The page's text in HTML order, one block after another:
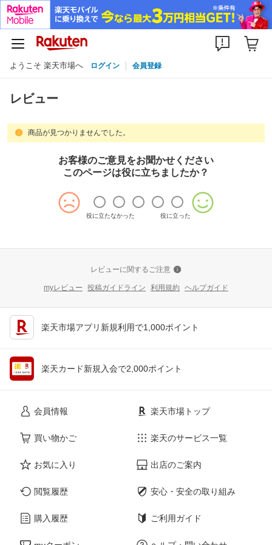
ようこそ 楽天市場へ ログイン 会員登録
レビュー
商品が見つかりませんでした。
お客様のご意見をお聞かせください
このページは役に立ちましたか？
役に立たなかった 役に立った
レビューに関するご注意
myレビュー 投稿ガイドライン 利用規約 ヘルプガイド
楽天市場アプリ新規利用で1,000ポイント
楽天カード新規入会で2,000ポイント
会員情報
買い物かご
お気に入り
閲覧履歴
購入履歴
楽天市場トップ
楽天のサービス一覧
出店のご案内
安心・安全の取り組み
ご利用ガイド